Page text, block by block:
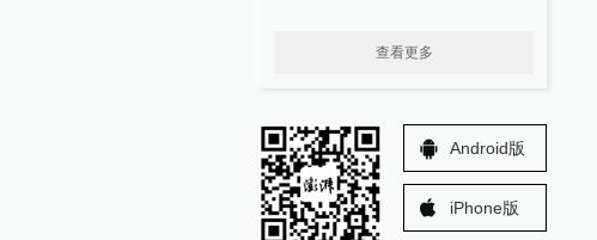
查看更多
Android版
iPhone版